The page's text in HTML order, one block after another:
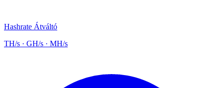
Hashrate Átváltó
TH/s · GH/s · MH/s